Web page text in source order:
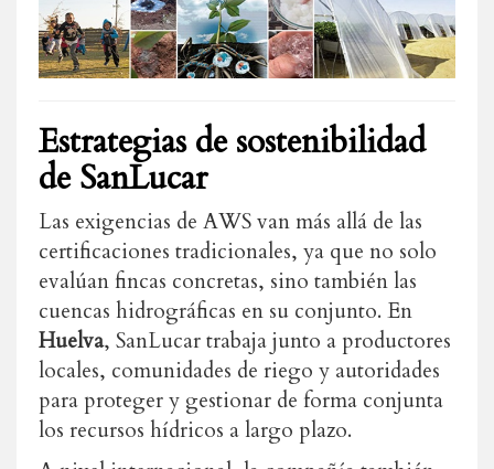
Estrategias de sostenibilidad
de SanLucar
Las exigencias de AWS van más allá de las
certificaciones tradicionales, ya que no solo
evalúan fincas concretas, sino también las
cuencas hidrográficas en su conjunto. En
Huelva, SanLucar trabaja junto a productores
locales, comunidades de riego y autoridades
para proteger y gestionar de forma conjunta
los recursos hídricos a largo plazo.